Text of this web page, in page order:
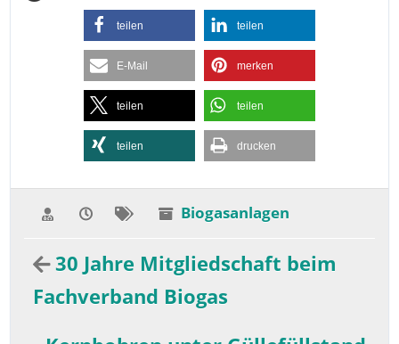
teilen teilen
E-Mail merken
teilen teilen
teilen drucken
Biogasanlagen
30 Jahre Mitgliedschaft beim
Fachverband Biogas